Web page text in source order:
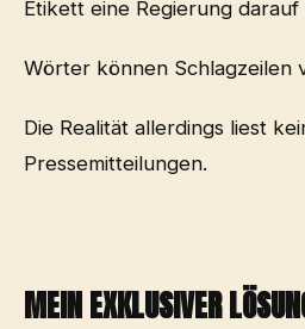
Etikett eine Regierung
Wörter können Schlagzeilen
Die Realität allerdings liest
Pressemitteilungen.
MEIN EXKLUSIVER